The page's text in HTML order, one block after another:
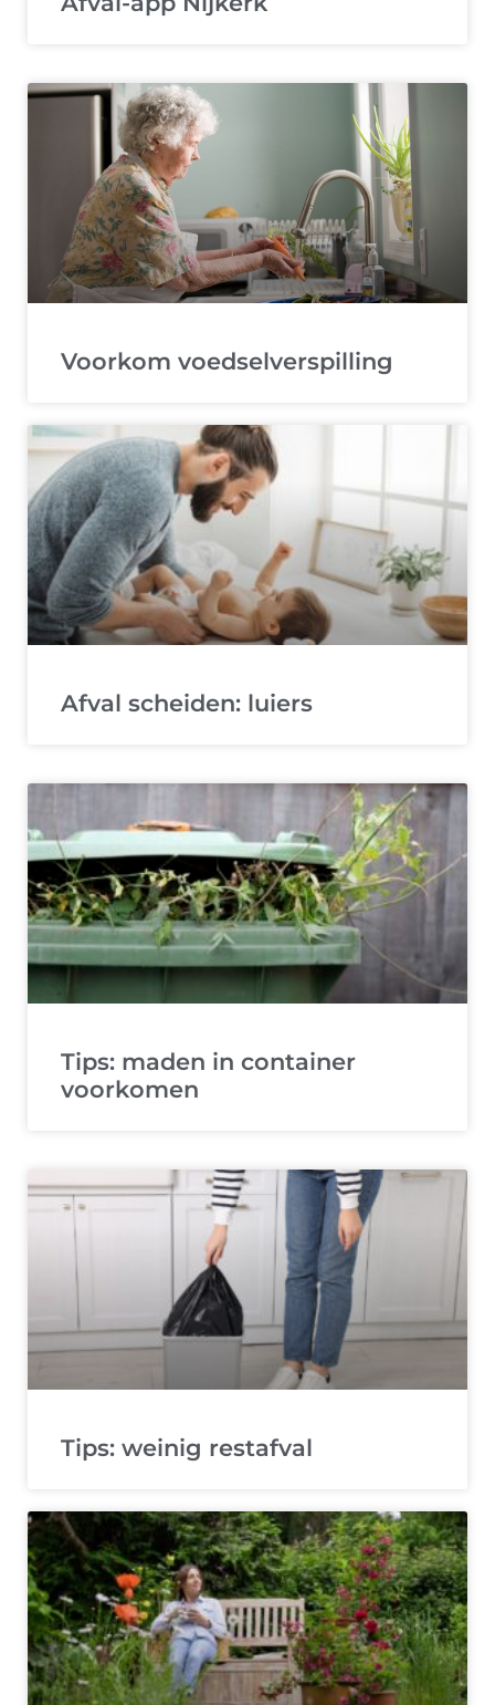
Voorkom voedselverspilling
Afval scheiden: luiers
Tips: maden in container
voorkomen
Tips: weinig restafval